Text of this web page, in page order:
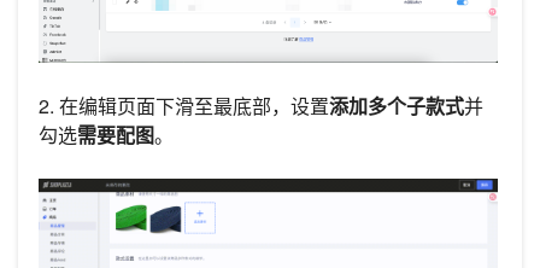
2. 在编辑页面下滑至最底部，设置添加多个子款式并
勾选需要配图。